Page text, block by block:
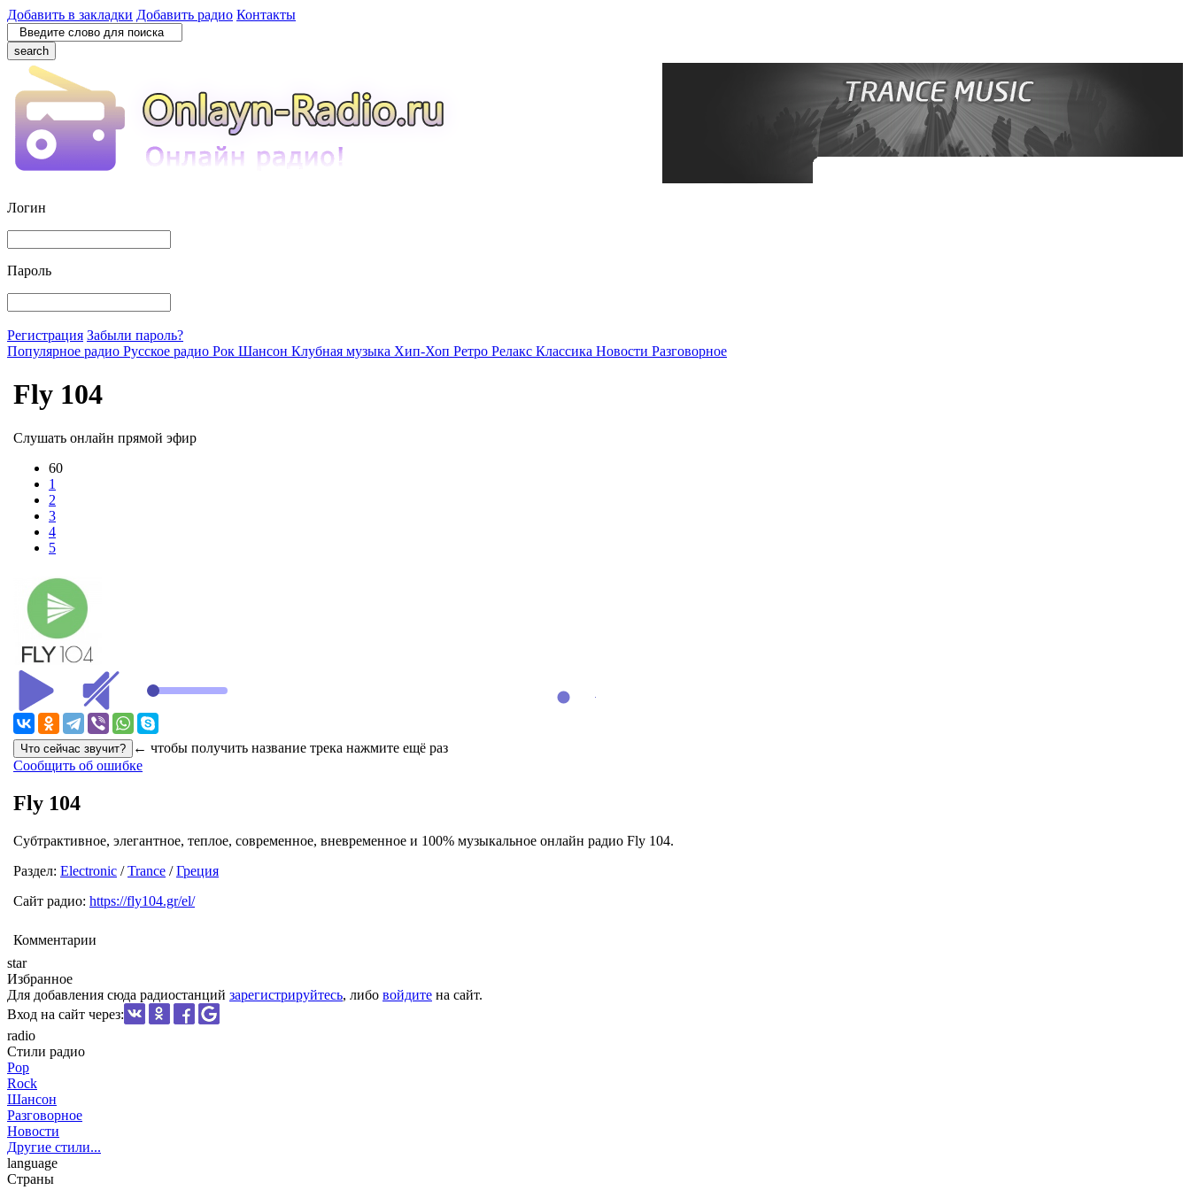
Добавить в закладки Добавить радио Контакты
search
Логин
Пароль
Регистрация Забыли пароль?
Популярное радио Русское радио Рок Шансон Клубная музыка Хип-Хоп Ретро Релакс Классика Новости Разговорное
Fly 104
Слушать онлайн прямой эфир
60
1
2
3
4
5
← чтобы получить название трека нажмите ещё раз
Сообщить об ошибке
Fly 104
Субтрактивное, элегантное, теплое, современное, вневременное и 100% музыкальное онлайн радио Fly 104.
Раздел: Electronic /Trance /Греция
Сайт радио: https://fly104.gr/el/
Комментарии
star
Избранное
Для добавления сюда радиостанций зарегистрируйтесь, либо войдите на сайт.
Вход на сайт через:
radio
Стили радио
Pop
Rock
Шансон
Разговорное
Новости
Другие стили...
language
Страны